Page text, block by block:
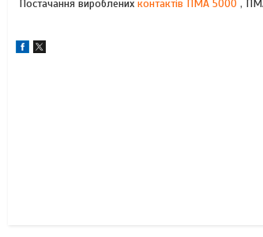
Постачання вироблених контактів ПМА 5000 ,